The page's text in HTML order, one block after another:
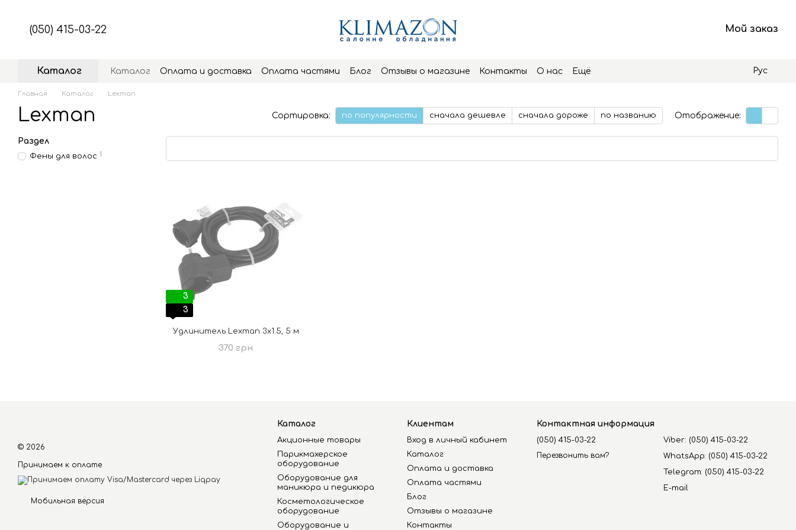
(050) 415-03-22 Мой заказ
Каталог Каталог Оплата и доставка Оплата частями Блог Отзывы о магазине Контакты О нас Ещё Рус
Главная Каталог Lexman
Lexman Сортировка: по популярности сначала дешевле сначала дороже по названию Отображение:
3
3
Удлинитель Lexman 3х1.5, 5 м
370 грн
Раздел
Фены для волос 1
© 2026
Принимаем к оплате
Мобильная версия
Каталог
Акционные товары
Парикмахерское
оборудование
Оборудование для
маникюра и педикюра
Косметологическое
оборудование
Оборудование и
Клиентам
Вход в личный кабинет
Каталог
Оплата и доставка
Оплата частями
Блог
Отзывы о магазине
Контакты
Контактная информация
(050) 415-03-22
Перезвонить вам?
Viber: (050) 415-03-22
WhatsApp: (050) 415-03-22
Telegram: (050) 415-03-22
E-mail